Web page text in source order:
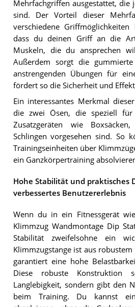
Mehrfachgriffen ausgestattet,
sind. Der Vorteil dieser
verschiedene
dass du deinen Griff an die
Muskeln, die du ansprechen
Außerdem sorgt die
anstrengenden Übungen für
fördert so die Sicherheit und
Ein interessantes Merkmal
die zwei Ösen, die speziell
Zusatzgeräten wie
Schlingen vorgesehen sind. So
Trainingseinheiten über
ein Ganzkörpertraining
Hohe Stabilität und praktisches
verbessertes Benutzererlebnis
Wenn du in ein Fitnessgerät
Klimmzug Wandmontage Dip
Stabilität zweifelsohne ein
Klimmzugstange ist aus
garantiert eine hohe
Diese robuste
Langlebigkeit, sondern gibt den
beim Training. Du kannst